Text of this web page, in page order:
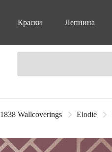
Краски Лепнина
1838 Wallcoverings Elodie